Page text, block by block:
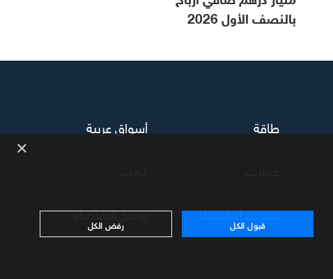
بالنصف الأول 2026
طاقة
أسواق عربية
نشرات الاقتصاد برامج الاقتصاد
×
قبول الكل رفض الكل